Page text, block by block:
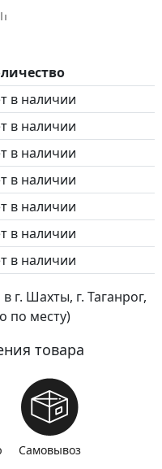
в наличии
в наличии
в наличии
в наличии
в наличии
в наличии
в наличии
г. Шахты, г. Таганрог,
по месту)
товара
Самовывоз